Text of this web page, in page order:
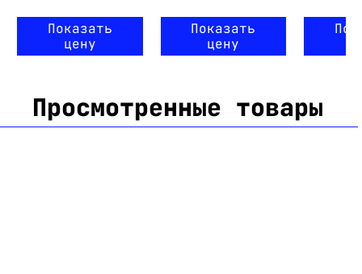
Показать
цену
Показать
цену
Просмотренные товары